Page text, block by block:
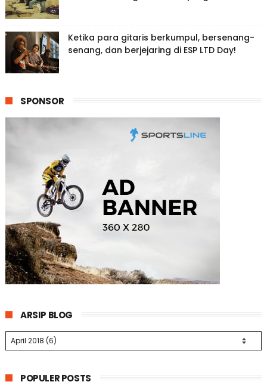
Ketika para gitaris berkumpul, bersenang-
senang, dan berjejaring di ESP LTD Day!
SPONSOR
ARSIP BLOG
POPULER POSTS